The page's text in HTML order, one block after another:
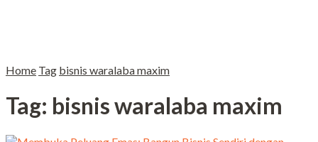
Home Tag bisnis waralaba maxim
Tag: bisnis waralaba maxim